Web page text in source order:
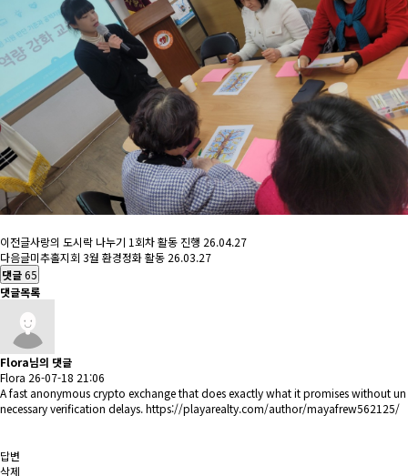
이전글사랑의 도시락 나누기 1회차 활동 진행 26.04.27
다음글미추홀지회 3월 환경정화 활동 26.03.27
댓글65
댓글목록
Flora님의 댓글
Flora 26-07-18 21:06
A fast anonymous crypto exchange that does exactly what it promises without un
necessary verification delays.https://playarealty.com/author/mayafrew562125/
답변
삭제